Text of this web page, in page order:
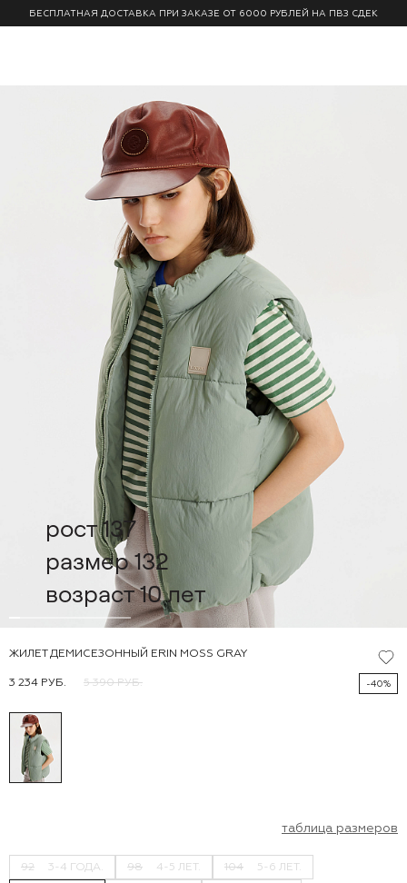
БЕСПЛАТНАЯ ДОСТАВКА ПРИ ЗАКАЗЕ ОТ 6000 РУБЛЕЙ НА ПВЗ СДЕК
рост 137
размер 132
возраст 10 лет
ЖИЛЕТ ДЕМИСЕЗОННЫЙ ERIN MOSS GRAY
3 234 РУБ. 5 390 РУБ. -40%
таблица размеров
92 3-4 ГОДА. 98 4-5 ЛЕТ. 104 5-6 ЛЕТ.